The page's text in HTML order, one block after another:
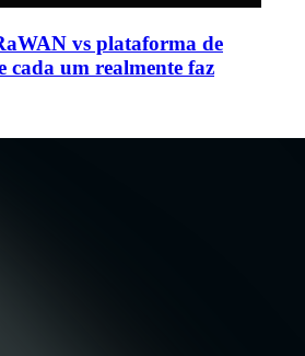
vs plataforma de
cada um realmente faz